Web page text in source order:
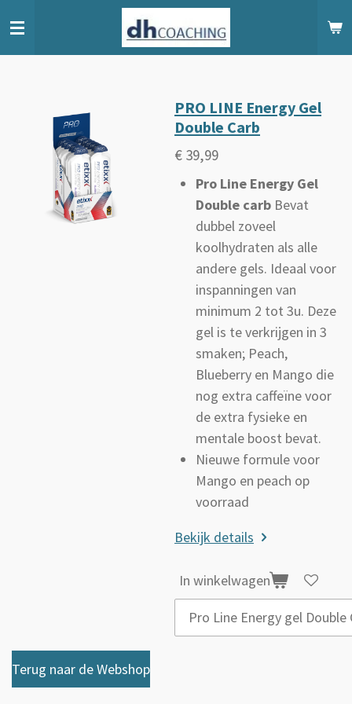
Ga
direct
naar
PRO LINE Energy Gel
Double Carb
€ 39,99
Pro Line Energy Gel
Double carb Bevat
dubbel zoveel
koolhydraten als alle
andere gels. Ideaal voor
inspanningen van
minimum 2 tot 3u. Deze
gel is te verkrijgen in 3
smaken; Peach,
Blueberry en Mango die
nog extra caffeïne voor
de extra fysieke en
mentale boost bevat.
Nieuwe formule voor
Mango en peach op
voorraad
Bekijk details
In winkelwagen
Terug naar de Webshop